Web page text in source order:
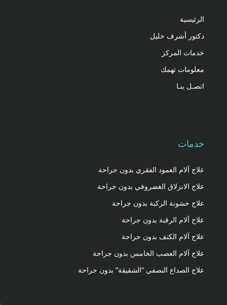
الرئيسية
دكتور أشرف خليل
خدمات المركز
معلومات تهمك
اتصـل بنـا
خدمات
علاج آلام العمود الفقري بدون جراحة
علاج الانزلاق الغضروفي بدون جراحة
علاج خشونة الركبة بدون جراحة
علاج آلام الرقبة بدون جراحة
علاج آلام الكتف بدون جراحة
علاج آلام العصب الخامس بدون جراحة
علاج الصداع النصفي “الشقيقة” بدون جراحة